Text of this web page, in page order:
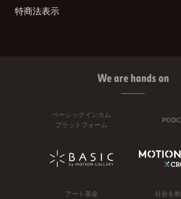
特商法表示
We are hands on
ベーシックインカム
プラットフォーム
アート基金 社会を